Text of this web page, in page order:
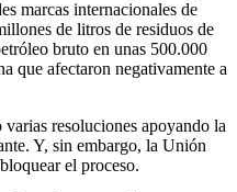
marcas internacionales de
de litros de residuos de
bruto en unas 500.000
que afectaron negativamente a
resoluciones apoyando la
Y, sin embargo, la Unión
el proceso.